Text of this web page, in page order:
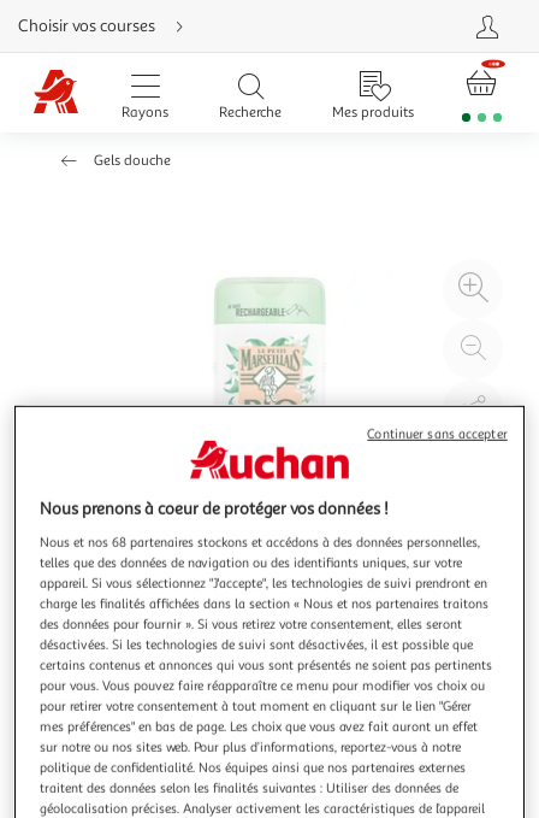
Aller
directement
au
contenu
Aller
directement
Aller
Choisir vos courses
Rayons Recherche Mes produits
Gels douche
à
100
le
4.9 (43)
LE PETIT MARSEILLAIS
Douche crème hydratante fleur d'oranger bio
250ml
Vous voulez connaître le prix de ce produit ?
Nous prenons à coeur de protéger vos données !
Nous et nos 68 partenaires stockons et accédons à des données personnelles,
telles que des données de navigation ou des identifiants uniques, sur votre
appareil. Si vous sélectionnez "J'accepte", les technologies de suivi prendront en
charge les finalités affichées dans la section « Nous et nos partenaires traitons
des données pour fournir ». Si vous retirez votre consentement, elles seront
désactivées. Si les technologies de suivi sont désactivées, il est possible que
certains contenus et annonces qui vous sont présentés ne soient pas pertinents
pour vous. Vous pouvez faire réapparaître ce menu pour modifier vos choix ou
pour retirer votre consentement à tout moment en cliquant sur le lien "Gérer
mes préférences" en bas de page. Les choix que vous avez fait auront un effet
sur notre ou nos sites web. Pour plus d’informations, reportez-vous à notre
politique de confidentialité. Nos équipes ainsi que nos partenaires externes
traitent des données selon les finalités suivantes : Utiliser des données de
géolocalisation précises. Analyser activement les caractéristiques de l’appareil
Continuer sans accepter